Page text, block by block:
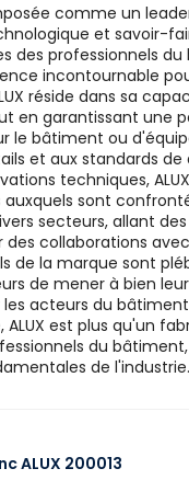
comme un
et savoir-
des professionnels
incontournable
réside dans sa
en garantissant une
le bâtiment ou
et aux standards de
techniques,
sont
secteurs, allant
collaborations
de la marque sont
de mener à bien
les acteurs du
est plus qu'un
du
de l'industrie.
ALUX 200013